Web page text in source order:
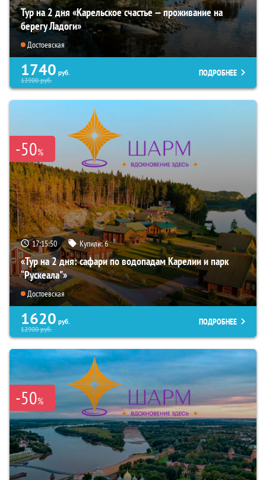
Тур на 2 дня «Карельское счастье — проживание на
берегу Ладоги»
Достоевская
1740 руб.
13900руб.
ПОДРОБНЕЕ
-50%
17:15:49 Купили:6
«Тур на 2 дня: сафари по водопадам Карелии и парк
“Рускеала"»
Достоевская
1620 руб.
12900руб.
ПОДРОБНЕЕ
-50%